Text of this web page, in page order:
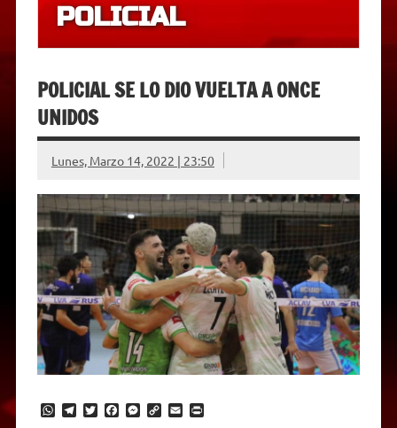
POLICIAL
POLICIAL SE LO DIO VUELTA A ONCE
UNIDOS
Lunes, Marzo 14, 2022 | 23:50
W T
T
F
M C
E
P